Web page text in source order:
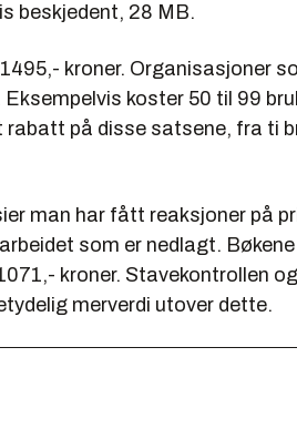
beskjedent, 28 MB.
kroner. Organisasjoner
koster 50 til 99
rabatt på disse satsene, fra ti
man har fått reaksjoner på
som er nedlagt.
kroner. Stavekontrollen og
merverdi utover dette.